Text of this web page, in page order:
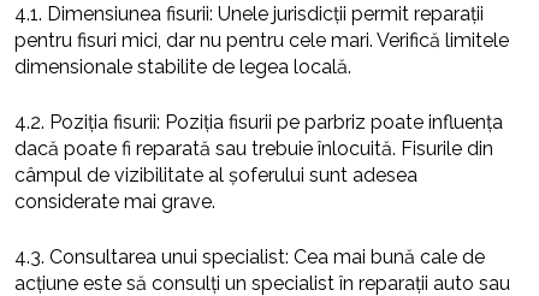
4.1. Dimensiunea fisurii: Unele jurisdicții permit reparații
pentru fisuri mici, dar nu pentru cele mari. Verifică limitele
dimensionale stabilite de legea locală.
4.2. Poziția fisurii: Poziția fisurii pe parbriz poate influența
dacă poate fi reparată sau trebuie înlocuită. Fisurile din
câmpul de vizibilitate al șoferului sunt adesea
considerate mai grave.
4.3. Consultarea unui specialist: Cea mai bună cale de
acțiune este să consulți un specialist în reparații auto sau